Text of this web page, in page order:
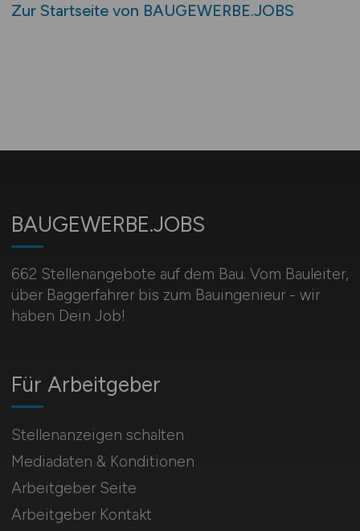
Zur Startseite von BAUGEWERBE.JOBS
BAUGEWERBE.JOBS
662 Stellenangebote auf dem Bau. Vom Bauleiter,
über Baggerfahrer bis zum Bauingenieur - wir
haben Dein Job!
Für Arbeitgeber
Stellenanzeigen schalten
Mediadaten & Konditionen
Arbeitgeber Seite
Arbeitgeber Kontakt